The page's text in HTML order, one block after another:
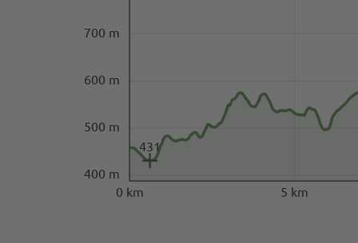
0 km 5 km
400 m
500 m
600 m
700 m
431